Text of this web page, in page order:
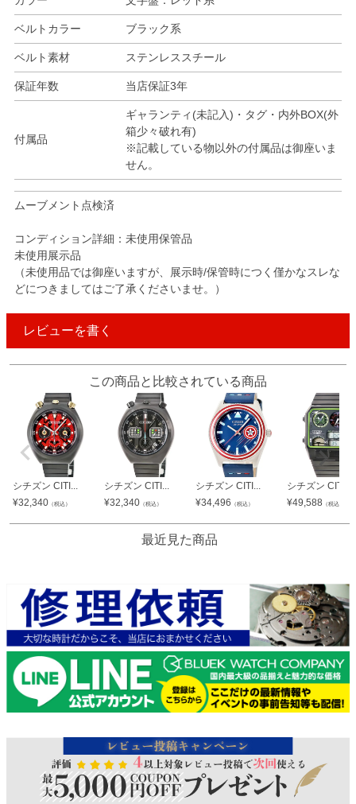
ベルトカラー ブラック系
ベルト素材 ステンレススチール
保証年数 当店保証3年
付属品
ギャランティ(未記入)・タグ・内外BOX(外
箱少々破れ有)
※記載している物以外の付属品は御座いま
せん。
ムーブメント点検済
コンディション詳細：未使用保管品
未使用展示品
（未使用品では御座いますが、展示時/保管時につく僅かなスレな
どにつきましてはご了承くださいませ。）
レビューを書く
この商品と比較されている商品
シチズン CITI...
¥32,340 （税込）
シチズン CITI...
¥32,340 （税込）
シチズン CITI...
¥34,496 （税込）
シチズン CITI...
¥49,588 （税込）
最近見た商品